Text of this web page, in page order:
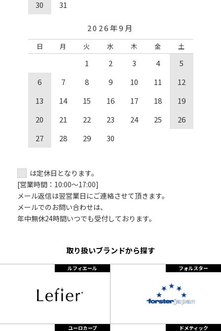
30
31
2026年9月
日 月 火 水 木 金 土
1 2 3 4
5
6
7 8 9 10 11
12
13
14 15 16 17 18
19
20
21 22 23 24 25
26
27
28 29 30
は定休日となります。
[営業時間：10:00～17:00]
メール返信は翌営業日にご連絡させて頂きます。
メールでのお問い合わせは、
年中無休24時間いつでも受付しております。
取り扱いブランドから探す
ルフィエール フォルスター
ユーロカーブ ドメティック